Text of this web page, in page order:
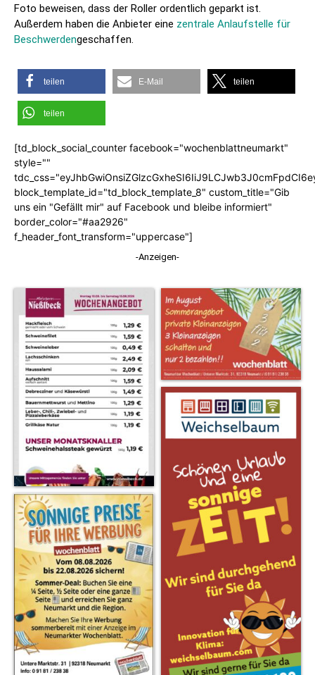
Foto beweisen, dass der Roller ordentlich geparkt ist.
Außerdem haben die Anbieter eine zentrale Anlaufstelle für
Beschwerdengeschaffen.
teilen E-Mail teilen
teilen
[td_block_social_counter facebook="wochenblattneumarkt"
style=""
block_template_id="td_block_template_8" custom_title="Gib
uns ein "Gefällt mir" auf Facebook und bleibe informiert"
border_color="#aa2926"
f_header_font_transform="uppercase"]
-Anzeigen-